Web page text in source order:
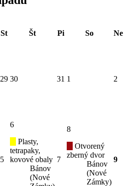
St Št Pi So
Ne
29 30 31 1 2
5
6
Plasty,
tetrapaky,
kovové obaly
Bánov
(Nové
7
8
Otvorený
zberný dvor
Bánov
(Nové
Zámky)
9